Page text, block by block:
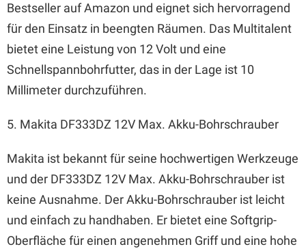
Bestseller auf Amazon und eignet sich hervorragend
für den Einsatz in beengten Räumen. Das Multitalent
bietet eine Leistung von 12 Volt und eine
Schnellspannbohrfutter, das in der Lage ist 10
Millimeter durchzuführen.
5. Makita DF333DZ 12V Max. Akku-Bohrschrauber
Makita ist bekannt für seine hochwertigen Werkzeuge
und der DF333DZ 12V Max. Akku-Bohrschrauber ist
keine Ausnahme. Der Akku-Bohrschrauber ist leicht
und einfach zu handhaben. Er bietet eine Softgrip-
Oberfläche für einen angenehmen Griff und eine hohe